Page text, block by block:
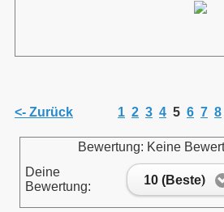
<- Zurück 1 2 3 4 5 6 7 8
Bewertung: Keine
Deine
Bewertung:
10 (Beste)